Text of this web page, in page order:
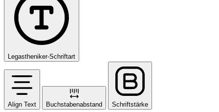
Legastheniker-Schriftart
Align Text Buchstabenabstand Schriftstärke